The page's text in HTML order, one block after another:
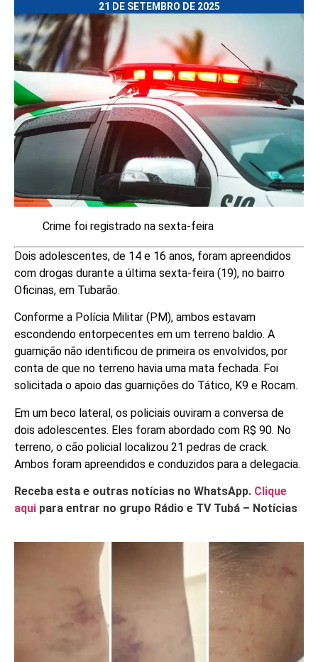
21 DE SETEMBRO DE 2025
Crime foi registrado na sexta-feira
Dois adolescentes, de 14 e 16 anos, foram apreendidos
com drogas durante a última sexta-feira (19), no bairro
Oficinas, em Tubarão.
Conforme a Polícia Militar (PM), ambos estavam
escondendo entorpecentes em um terreno baldio. A
guarnição não identificou de primeira os envolvidos, por
conta de que no terreno havia uma mata fechada. Foi
solicitada o apoio das guarnições do Tático, K9 e Rocam.
Em um beco lateral, os policiais ouviram a conversa de
dois adolescentes. Eles foram abordado com R$ 90. No
terreno, o cão policial localizou 21 pedras de crack.
Ambos foram apreendidos e conduzidos para a delegacia.
Receba esta e outras notícias no WhatsApp. Clique
aqui para entrar no grupo Rádio e TV Tubá – Notícias